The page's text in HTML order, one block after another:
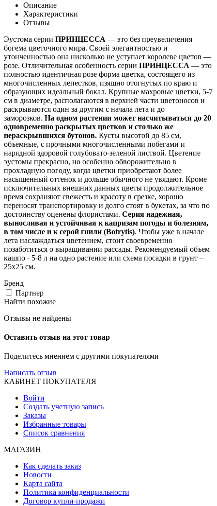
Описание
Характеристики
Отзывы
Эустома серии ПРИНЦЕССА — это без преувеличения
богема цветочного мира. Своей элегантностью и
утонченностью она нисколько не уступает королеве цветов —
розе. Отличительная особенность серии ПРИНЦЕССА — это
полностью идентичная розе форма цветка, состоящего из
многочисленных лепестков, изящно отогнутых по краю и
образующих идеальный бокал. Крупные махровые цветки, 5-7
см в диаметре, располагаются в верхней части цветоносов и
раскрываются один за другим с начала лета и до
заморозков. На одном растении может насчитываться до 20
одновременно раскрытых цветков и столько же
нераскрывшихся бутонов. Кусты высотой до 85 см,
объемные, с прочными многочисленными побегами и
нарядной здоровой голубовато-зеленой листвой. Цветение
эустомы прекрасно, но особенно обворожительно в
прохладную погоду, когда цветки приобретают более
насыщенный оттенок и дольше обычного не увядают. Кроме
исключительных внешних данных цветы продолжительное
время сохраняют свежесть и красоту в срезке, хорошо
переносят транспортировку и долго стоят в букетах, за что по
достоинству оценены флористами. Серия надежная,
выносливая и устойчивая к капризам погоды и болезням,
в том числе и к серой гнили (Botrytis). Чтобы уже в начале
лета наслаждаться цветением, стоит своевременно
позаботиться о выращивании рассады. Рекомендуемый объем
кашпо - 5-8 л на одно растение или схема посадки в грунт –
25х25 см.
Бренд
Партнер
Найти похожие
Отзывы не найдены
Оставить отзыв на этот товар
Поделитесь мнением с другими покупателями
Написать отзыв
КАБИНЕТ ПОКУПАТЕЛЯ
Войти
Создать учетную запись
Заказы
Избранные товары
Список сравнения
МАГАЗИН
Как сделать заказ
Новости
Карта сайта
Политика конфиденциальности
Договор купли-продажи